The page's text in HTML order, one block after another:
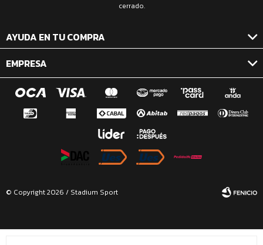
cerrado.
AYUDA EN TU COMPRA
EMPRESA
© Copyright 2026 / Stadium Sport